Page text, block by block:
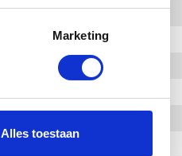
Marketing
Alles toestaan